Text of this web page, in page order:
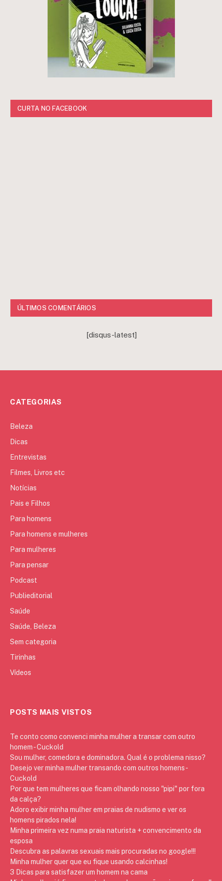
CURTA NO FACEBOOK
ÚLTIMOS COMENTÁRIOS
[disqus-latest]
CATEGORIAS
Beleza
Dicas
Entrevistas
Filmes, Livros etc
Notícias
Pais e Filhos
Para homens
Para homens e mulheres
Para mulheres
Para pensar
Podcast
Publieditorial
Saúde
Saúde, Beleza
Sem categoria
Tirinhas
Vídeos
POSTS MAIS VISTOS
Te conto como convenci minha mulher a transar com outro
homem - Cuckold
Sou mulher, comedora e dominadora. Qual é o problema nisso?
Desejo ver minha mulher transando com outros homens -
Cuckold
Por que tem mulheres que ficam olhando nosso "pipi" por fora
da calça?
Adoro exibir minha mulher em praias de nudismo e ver os
homens pirados nela!
Minha primeira vez numa praia naturista + convencimento da
esposa
Descubra as palavras sexuais mais procuradas no google!!!
Minha mulher quer que eu fique usando calcinhas!
3 Dicas para satisfazer um homem na cama